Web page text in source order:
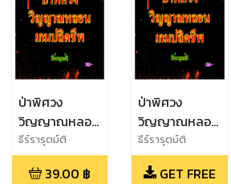
ป่าพิศวง
วิญญาณหลอน
เกมปลิด
ชีพ(ฉบับจริง)
ธีร์รารุตม์ติ
39.00 ฿
ป่าพิศวง
วิญญาณหลอน
เกมปลิด
ชีพ(sample)
ธีร์รารุตม์ติ
GET FREE